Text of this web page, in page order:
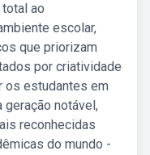
ao
escolar,
que priorizam
por criatividade
os estudantes em
geração notável,
reconhecidas
do mundo -